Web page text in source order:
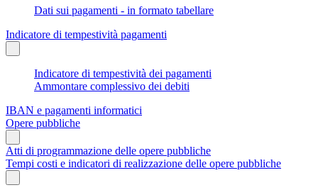
Dati sui pagamenti - in formato tabellare
Indicatore di tempestività pagamenti
Indicatore di tempestività dei pagamenti
Ammontare complessivo dei debiti
IBAN e pagamenti informatici
Opere pubbliche
Atti di programmazione delle opere pubbliche
Tempi costi e indicatori di realizzazione delle opere pubbliche